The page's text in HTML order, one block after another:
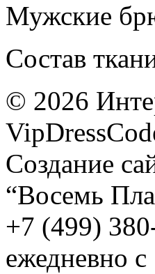
Мужские
Состав
© 2026
Создание
“Восемь
+7 (499)
ежедневно